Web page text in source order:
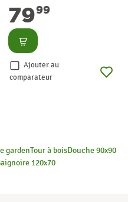
7999
Consulter
Ajouter au
comparateur
gardenTour à boisDouche 90x90
120x70